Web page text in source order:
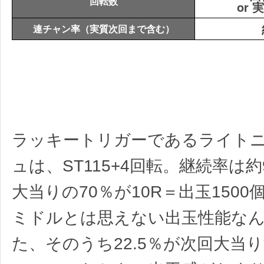
or
連チャン率（実質次回まで含む）
ラッキートリガーであるライト
ュは、ST115+4回転。継続率は
大当りの70％が10R＝出玉1500
ミドルとは思えない出玉性能な
た、そのうち22.5％が次回大当